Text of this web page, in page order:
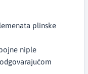
plinske
niple